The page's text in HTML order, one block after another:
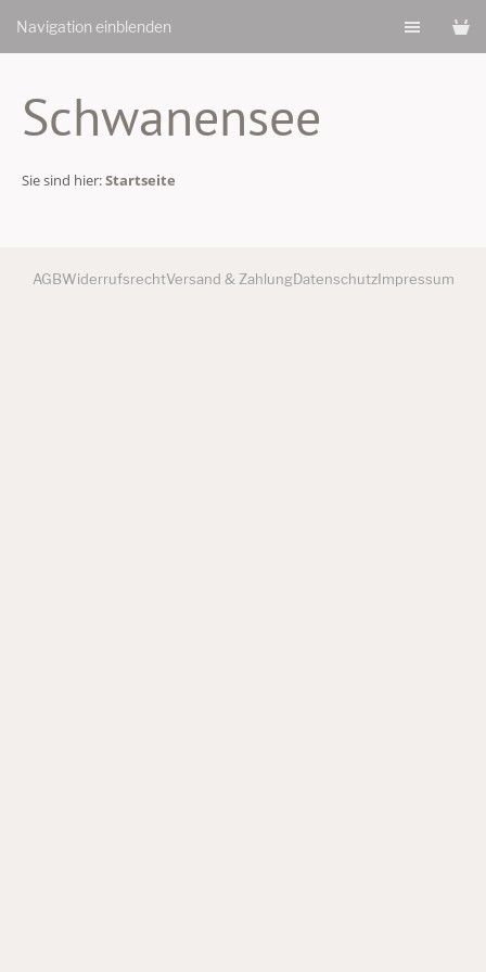
Navigation einblenden
Schwanensee
Sie sind hier:Startseite
AGBWiderrufsrechtVersand & ZahlungDatenschutzImpressum